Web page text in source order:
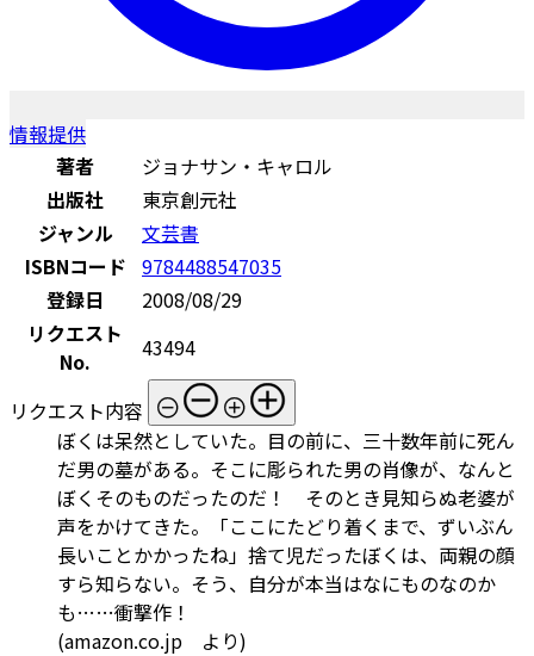
情報提供
著者
ジョナサン・キャロル
出版社
東京創元社
ジャンル
文芸書
ISBNコード 9784488547035
登録日
2008/08/29
リクエスト
No.
43494
リクエスト内容
ぼくは呆然としていた。目の前に、三十数年前に死ん
だ男の墓がある。そこに彫られた男の肖像が、なんと
ぼくそのものだったのだ！ そのとき見知らぬ老婆が
声をかけてきた。「ここにたどり着くまで、ずいぶん
長いことかかったね」捨て児だったぼくは、両親の顔
すら知らない。そう、自分が本当はなにものなのか
も……衝撃作！
(amazon.co.jp より)